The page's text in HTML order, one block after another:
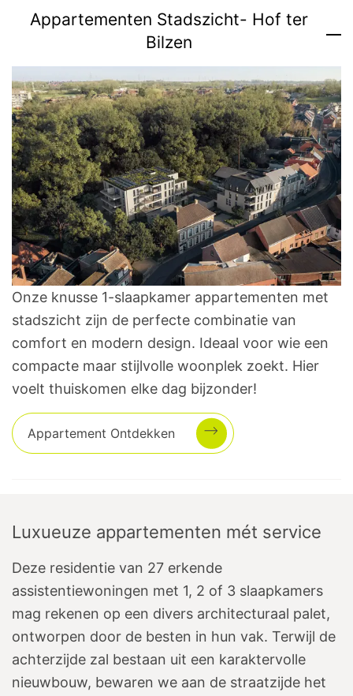
Appartementen Stadszicht- Hof ter
Bilzen
Onze knusse 1-slaapkamer appartementen met
stadszicht zijn de perfecte combinatie van
comfort en modern design. Ideaal voor wie een
compacte maar stijlvolle woonplek zoekt. Hier
voelt thuiskomen elke dag bijzonder!
Appartement Ontdekken
Luxueuze appartementen mét service
Deze residentie van 27 erkende
assistentiewoningen met 1, 2 of 3 slaapkamers
mag rekenen op een divers architecturaal palet,
ontworpen door de besten in hun vak. Terwijl de
achterzijde zal bestaan uit een karaktervolle
nieuwbouw, bewaren we aan de straatzijde het